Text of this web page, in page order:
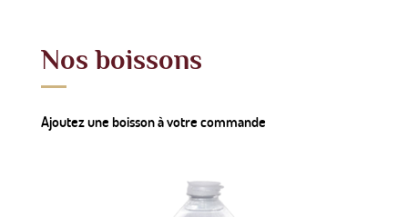
Nos boissons
Ajoutez une boisson à votre commande